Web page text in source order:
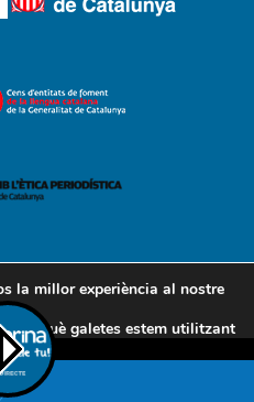
cookies
Política de privacitat
la millor experiència al nostre
què galetes estem utilitzant
.